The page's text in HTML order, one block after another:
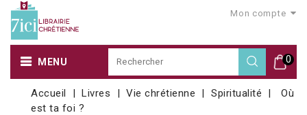
Mon compte
0
MENU
Accueil Livres Vie chrétienne Spiritualité
Où
est ta foi ?